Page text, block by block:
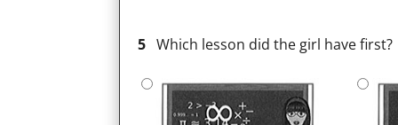
5 Which lesson did the girl have first?